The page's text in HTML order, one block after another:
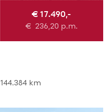
€ 17.490,-
€236,20 p.m.
144.384 km